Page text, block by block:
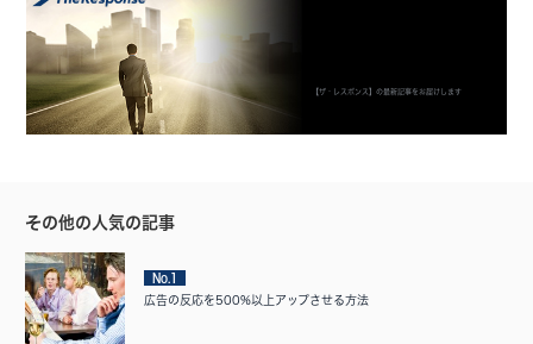
【ザ・レスポンス】の最新記事をお届けします
その他の人気の記事
No.1
広告の反応を500%以上アップさせる方法